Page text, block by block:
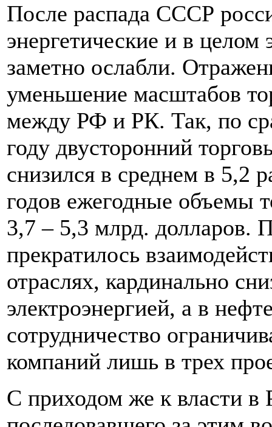
После распада СССР
энергетические и в
заметно ослабли.
уменьшение масштабов
между РФ и РК. Так, по
году двусторонний
снизился в среднем в 5,2
годов ежегодные объемы
3,7 – 5,3 млрд. долларов.
прекратилось
отраслях, кардинально
электроэнергией, а в
сотрудничество
компаний лишь в трех
С приходом же к власти